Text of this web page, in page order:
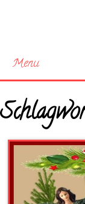
Menu
Startseite
Neue Bilder